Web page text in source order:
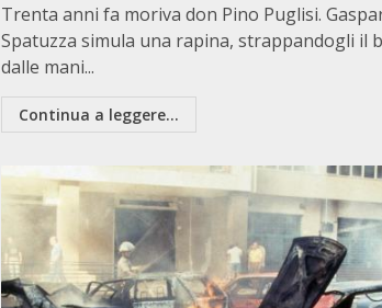
Trenta anni fa moriva don Pino Puglisi.
Spatuzza simula una rapina, strappandogli il
dalle mani...
Continua a leggere...